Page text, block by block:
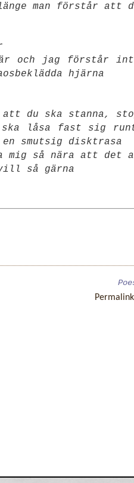
man förstår att
och jag förstår
hjärna
du ska stanna,
låsa fast sig
smutsig disktrasa
så nära att det
så gärna
Permalink